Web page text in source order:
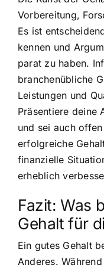
Vorbereitung,
Es ist
kennen und
parat zu haben.
branchenübliche
Leistungen und
Präsentiere deine
und sei auch
erfolgreiche
finanzielle
erheblich
Fazit: Was
Gehalt für
Ein gutes Gehalt
Anderes.